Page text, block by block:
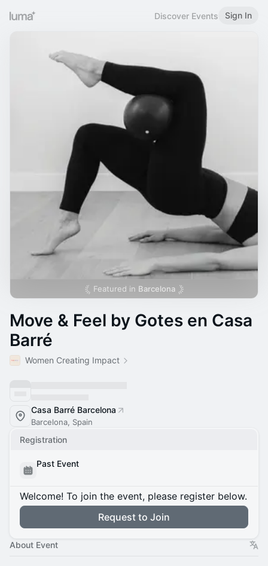
Discover Events Sign In
Featured in Barcelona
Move & Feel by Gotes en Casa
Barré
Women Creating Impact
Casa Barré Barcelona
Barcelona, Spain
Registration
Past Event
Welcome! To join the event, please register below.
Request to Join
About Event